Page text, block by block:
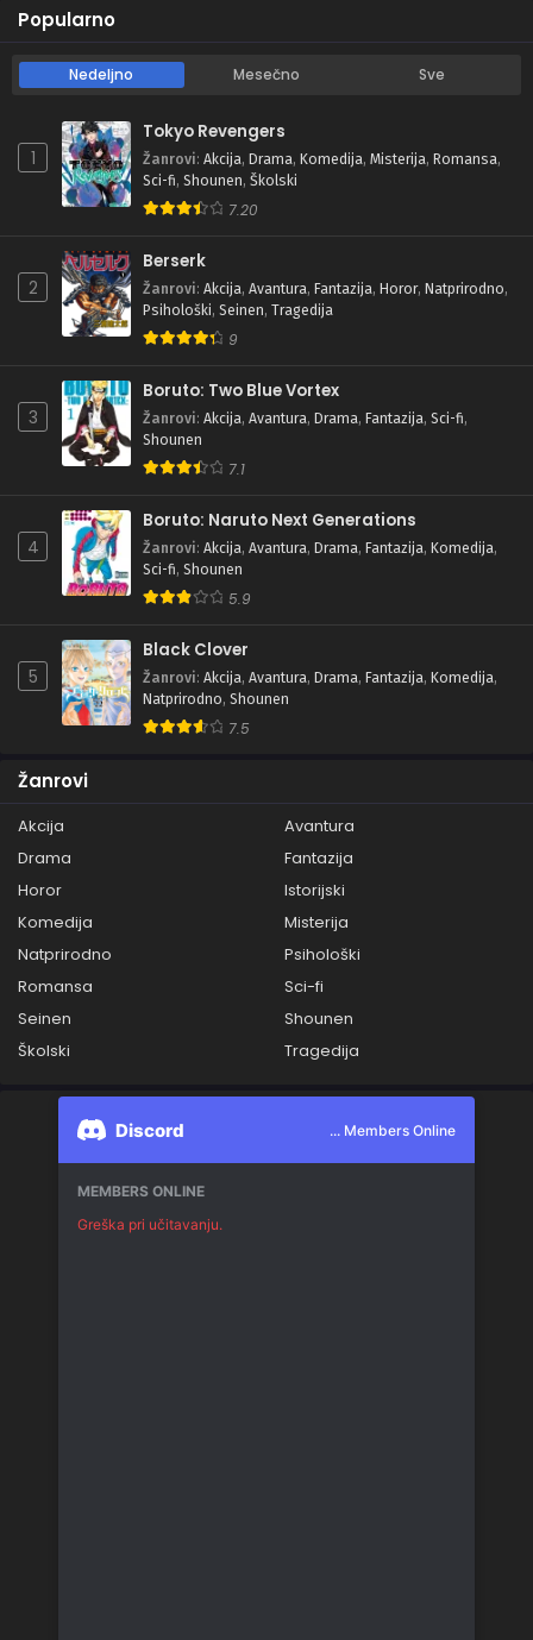
Popularno
Nedeljno Mesečno Sve
1
Tokyo Revengers
Žanrovi: Akcija, Drama, Komedija, Misterija, Romansa,
Sci-fi, Shounen, Školski
7.20
2
Berserk
Žanrovi: Akcija, Avantura, Fantazija, Horor, Natprirodno,
Psihološki, Seinen, Tragedija
9
3
Boruto: Two Blue Vortex
Žanrovi: Akcija, Avantura, Drama, Fantazija, Sci-fi,
Shounen
7.1
4
Boruto: Naruto Next Generations
Žanrovi: Akcija, Avantura, Drama, Fantazija, Komedija,
Sci-fi, Shounen
5.9
5
Black Clover
Žanrovi: Akcija, Avantura, Drama, Fantazija, Komedija,
Natprirodno, Shounen
7.5
Žanrovi
Akcija
Avantura
Drama
Fantazija
Horor
Istorijski
Komedija
Misterija
Natprirodno
Psihološki
Romansa
Sci-fi
Seinen
Shounen
Školski
Tragedija
Discord ... Members Online
MEMBERS ONLINE
Greška pri učitavanju.